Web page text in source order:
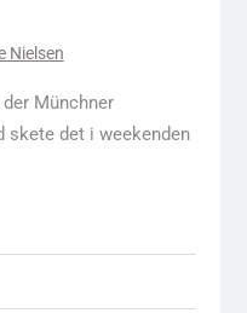
Nielsen
Münchner
skete det i weekenden